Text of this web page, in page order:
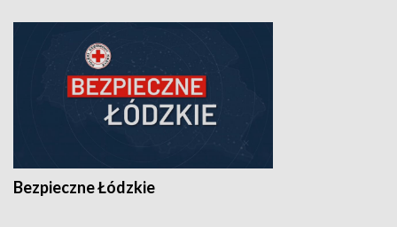
Bezpieczne Łódzkie